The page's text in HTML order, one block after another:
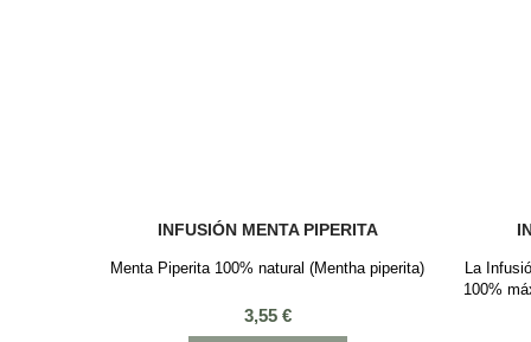
INFUSIÓN MENTA PIPERITA
Menta Piperita 100% natural (Mentha piperita)
Precio
3,55 €
La
100%
la raíz